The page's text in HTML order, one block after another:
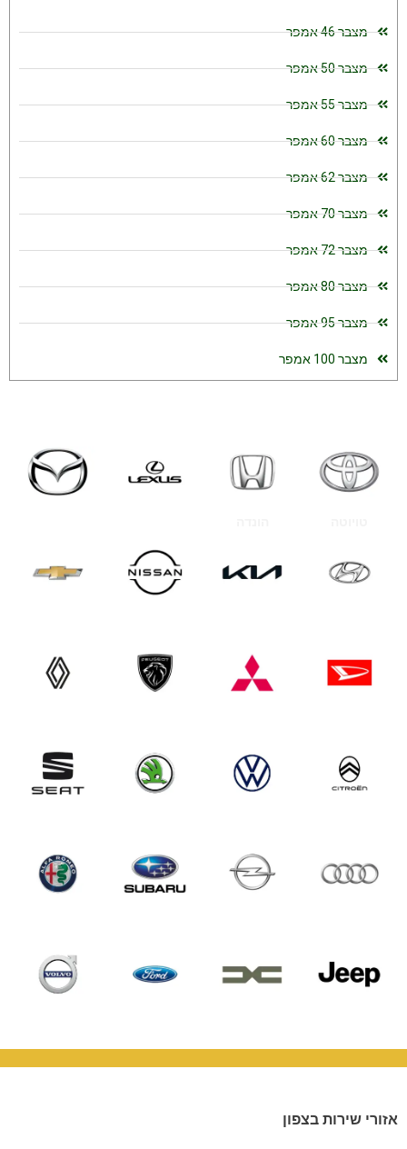
מצבר 46 אמפר
מצבר 50 אמפר
מצבר 55 אמפר
מצבר 60 אמפר
מצבר 62 אמפר
מצבר 70 אמפר
מצבר 72 אמפר
מצבר 80 אמפר
מצבר 95 אמפר
מצבר 100 אמפר
אזורי שירות בצפון